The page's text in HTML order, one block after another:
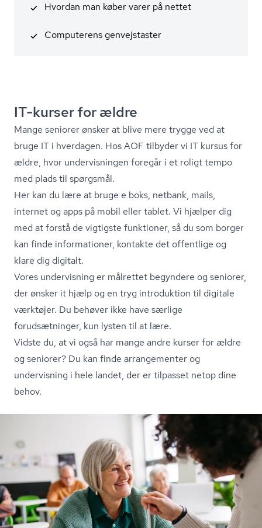
Hvordan man køber varer på nettet
Computerens genvejstaster
IT-kurser for ældre
Mange seniorer ønsker at blive mere trygge ved at
bruge IT i hverdagen. Hos AOF tilbyder vi IT kursus for
ældre, hvor undervisningen foregår i et roligt tempo
med plads til spørgsmål.
Her kan du lære at bruge e boks, netbank, mails,
internet og apps på mobil eller tablet. Vi hjælper dig
med at forstå de vigtigste funktioner, så du som borger
kan finde informationer, kontakte det offentlige og
klare dig digitalt.
Vores undervisning er målrettet begyndere og seniorer,
der ønsker it hjælp og en tryg introduktion til digitale
værktøjer. Du behøver ikke have særlige
forudsætninger, kun lysten til at lære.
Vidste du, at vi også har mange andre kurser for ældre
og seniorer? Du kan finde arrangementer og
undervisning i hele landet, der er tilpasset netop dine
behov.